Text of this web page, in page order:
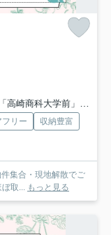
商科大学前」駅 徒歩28分
リー
収納豊富
集合・現地解散でご
取... もっと見る